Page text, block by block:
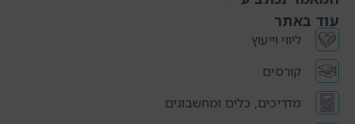
עוד באתר
ליווי וייעוץ
קורסים
מדריכים, כלים ומחשבונים